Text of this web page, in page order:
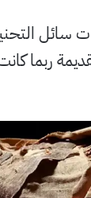
سائل
ربما